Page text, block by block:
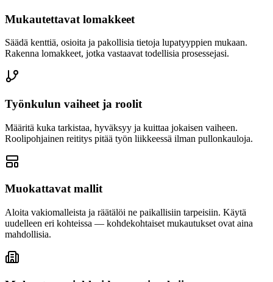
Mukautettavat lomakkeet
Säädä kenttiä, osioita ja pakollisia tietoja lupatyyppien mukaan.
Rakenna lomakkeet, jotka vastaavat todellisia prosessejasi.
Työnkulun vaiheet ja roolit
Määritä kuka tarkistaa, hyväksyy ja kuittaa jokaisen vaiheen.
Roolipohjainen reititys pitää työn liikkeessä ilman pullonkauloja.
Muokattavat mallit
Aloita vakiomalleista ja räätälöi ne paikallisiin tarpeisiin. Käytä
uudelleen eri kohteissa — kohdekohtaiset mukautukset ovat aina
mahdollisia.